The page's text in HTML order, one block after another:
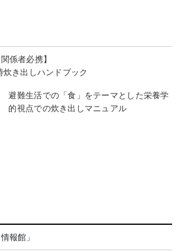
係者必携】
き出しハンドブック
避難生活での「食」をテーマとした栄養学
的視点での炊き出しマニュアル
報館」